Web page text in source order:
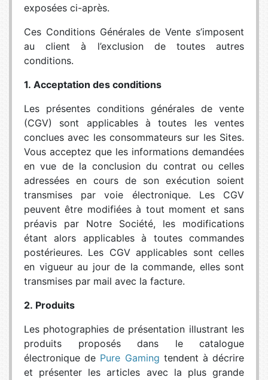
exposées ci-après.
Ces Conditions Générales de Vente s’imposent
au client à l’exclusion de toutes autres
conditions.
1. Acceptation des conditions
Les présentes conditions générales de vente
(CGV) sont applicables à toutes les ventes
conclues avec les consommateurs sur les Sites.
Vous acceptez que les informations demandées
en vue de la conclusion du contrat ou celles
adressées en cours de son exécution soient
transmises par voie électronique. Les CGV
peuvent être modifiées à tout moment et sans
préavis par Notre Société, les modifications
étant alors applicables à toutes commandes
postérieures. Les CGV applicables sont celles
en vigueur au jour de la commande, elles sont
transmises par mail avec la facture.
2. Produits
Les photographies de présentation illustrant les
produits proposés dans le catalogue
électronique de Pure Gaming tendent à décrire
et présenter les articles avec la plus grande